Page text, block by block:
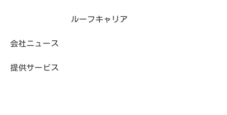
ルーフキャリア
会社ニュース
提供サービス